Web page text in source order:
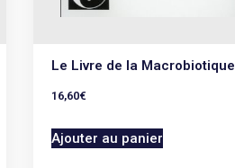
Le Livre de la Macrobiotique
16,60€
Ajouter au panier